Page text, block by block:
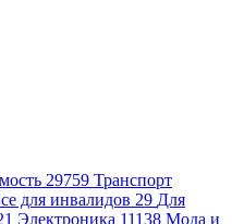
29759 Транспорт
для инвалидов 29 Для
Электроника 11138 Мода и